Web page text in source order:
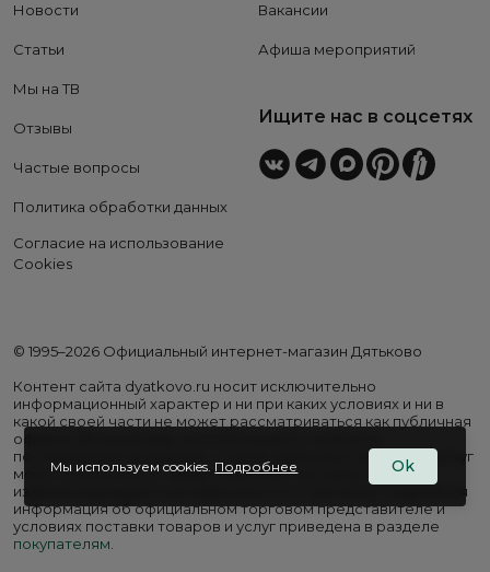
Новости
Статьи
Мы на ТВ
Отзывы
Частые вопросы
Политика обработки данных
Согласие на использование
Cookies
Вакансии
Афиша мероприятий
Ищите нас в соцсетях
© 1995–2026 Официальный интернет-магазин Дятьково
Контент сайта dyatkovo.ru носит исключительно
информационный характер и ни при каких условиях и ни в
какой своей части не может рассматриваться как публичная
оферта. Внешний вид, комплектация и стоимость
поставляемой продукции, а также перечень сервисных услуг
могут отличаться от представленных на сайте. Цены на
изделия варьируются в зависимости от региона. Подробная
информация об официальном торговом представителе и
условиях поставки товаров и услуг приведена в разделе
покупателям.
Мы используем cookies. Подробнее Ok